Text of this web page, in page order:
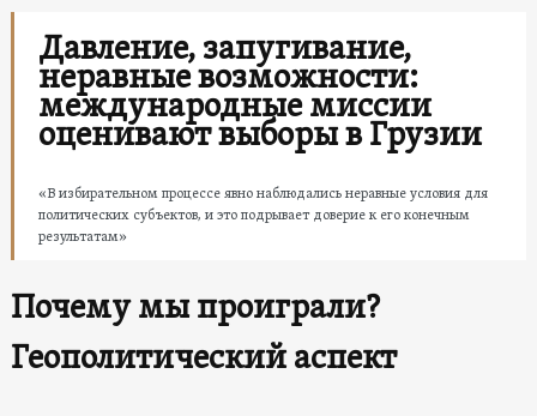
Давление, запугивание,
неравные возможности:
международные миссии
оценивают выборы в Грузии
«В избирательном процессе явно наблюдались неравные условия для
политических субъектов, и это подрывает доверие к его конечным
результатам»
Почему мы проиграли?
Геополитический аспект